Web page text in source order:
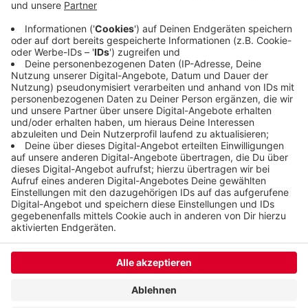
vor allem für das Mirker Quartier müsse es eine
Tiefgarage oder ein Parkhaus mit Parkplätzen für
Bewohner geben.
Veröffentlicht: Freitag, 31.03.2023 16:45
Anzeige
Anzeige